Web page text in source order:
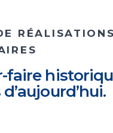
RÉALISATIONS
faire